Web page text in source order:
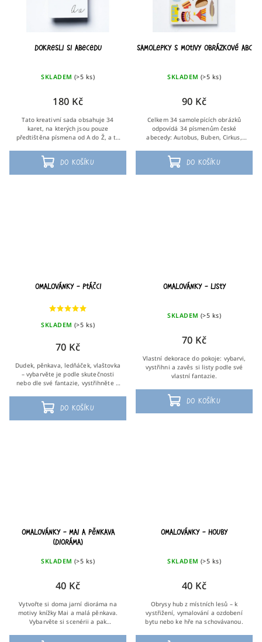
Dokresli si abecedu
SKLADEM (>5 ks)
180 Kč
Do košíku
Tato kreativní sada obsahuje 34
karet, na kterých jsou pouze
předtištěna písmena od A do Ž, a to
tak může samo vytvořit svou
jedinečnou...
Samolepky s motivy obrázkové abc
SKLADEM (>5 ks)
90 Kč
Do košíku
Celkem 34 samolepících obrázků
odpovídá 34 písmenům české
abecedy: Autobus, Buben, Cirkus,
samostatně nebo jako celek pro
vytvoření vlastní...
Omalovánky – ptáčci
SKLADEM (>5 ks)
70 Kč
Do košíku
Dudek, pěnkava, ledňáček, vlaštovka
– vybarvěte je podle skutečnosti
nebo dle své fantazie, vystřihněte a
Omalovánky – listy
SKLADEM (>5 ks)
70 Kč
Do košíku
Vlastní dekorace do pokoje: vybarvi,
vystřihni a zavěs si listy podle své
vlastní fantazie.
Omalovánky – Mai a pěnkava
(dioráma)
SKLADEM (>5 ks)
40 Kč
Vytvořte si doma jarní dioráma na
motivy knížky Mai a malá pěnkava.
Vybarvěte si scenérii a pak
přeložte podle uvedeného typu čáry.
Omalovánky – Houby
SKLADEM (>5 ks)
40 Kč
Obrysy hub z místních lesů – k
vystřižení, vymalování a ozdobení
bytu nebo ke hře na schovávanou.